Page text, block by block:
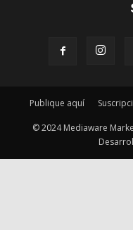
Publique aquí
© 2024 Mediaware